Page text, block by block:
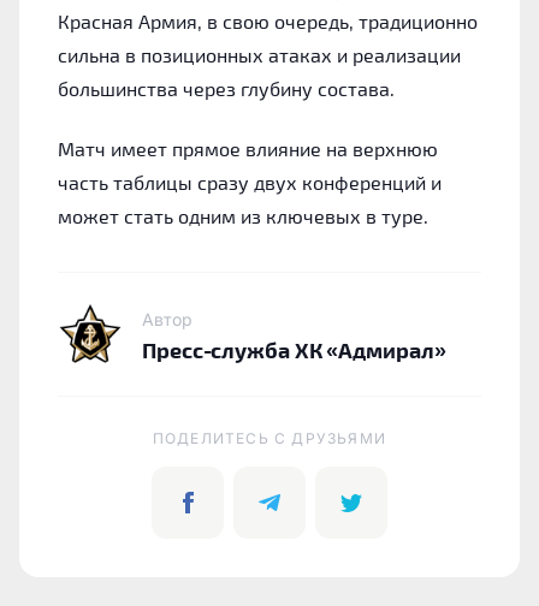
Красная Армия, в свою очередь, традиционно
сильна в позиционных атаках и реализации
большинства через глубину состава.
Матч имеет прямое влияние на верхнюю
часть таблицы сразу двух конференций и
может стать одним из ключевых в туре.
Автор
Пресс-служба ХК «Адмирал»
ПОДЕЛИТЕСЬ C ДРУЗЬЯМИ